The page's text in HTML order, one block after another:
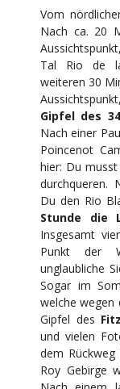
Vom
Nach ca. 20
Tal Rio de
weiteren 30
Gipfel des
Nach einer
Poincenot
hier: Du
durchqueren.
Du den Rio
Stunde die
Insgesamt
Punkt der
unglaubliche
Sogar im
welche wegen
Gipfel des
und vielen
dem
Roy Gebirge